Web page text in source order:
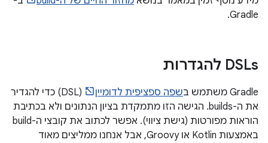
Gradle.
‫DSLs להגדרות
‫Gradle משתמש ב שפה ספציפית לדומיין
(DSL) כדי להגדיר
את ה-builds. הגישה הזו מתמקדת בציון הנתונים ולא בכתיבת
הוראות מפורטות (גישת ציווי). אפשר לכתוב את קובצי ה-build
באמצעות Kotlin או Groovy, אבל אנחנו ממליצים מאוד